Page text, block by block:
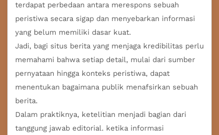
terdapat perbedaan antara merespons sebuah
peristiwa secara sigap dan menyebarkan informasi
yang belum memiliki dasar kuat.
Jadi, bagi situs berita yang menjaga kredibilitas perlu
memahami bahwa setiap detail, mulai dari sumber
pernyataan hingga konteks peristiwa, dapat
menentukan bagaimana publik menafsirkan sebuah
berita.
Dalam praktiknya, ketelitian menjadi bagian dari
tanggung jawab editorial. ketika informasi